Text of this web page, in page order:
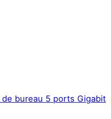
de bureau 5 ports Gigabit